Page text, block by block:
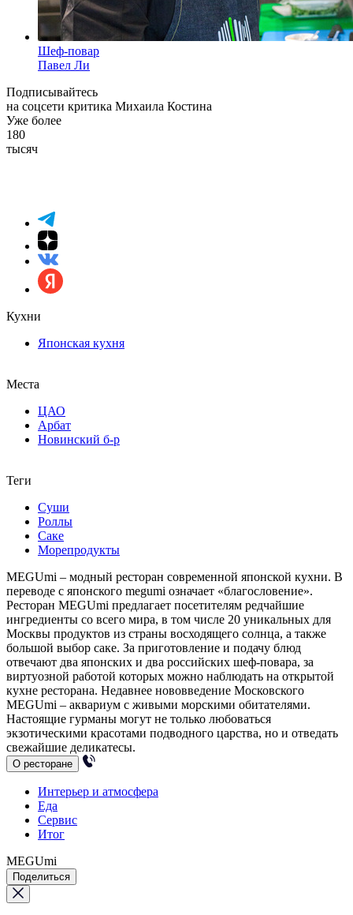
Шеф-повар
Павел Ли
Подписывайтесь
на соцсети критика Михаила Костина
Уже более
180
тысяч
Кухни
Японская кухня
Места
ЦАО
Арбат
Новинский б-р
Теги
Суши
Роллы
Саке
Морепродукты
MEGUmi – модный ресторан современной японской кухни. В
переводе с японского megumi означает «благословение».
Ресторан MEGUmi предлагает посетителям редчайшие
ингредиенты со всего мира, в том числе 20 уникальных для
Москвы продуктов из страны восходящего солнца, а также
большой выбор саке. За приготовление и подачу блюд
отвечают два японских и два российских шеф-повара, за
виртуозной работой которых можно наблюдать на открытой
кухне ресторана. Недавнее нововведение Московского
MEGUmi – аквариум с живыми морскими обитателями.
Настоящие гурманы могут не только любоваться
экзотическими красотами подводного царства, но и отведать
свежайшие деликатесы.
О ресторане
Интерьер и атмосфера
Еда
Сервис
Итог
MEGUmi
Поделиться